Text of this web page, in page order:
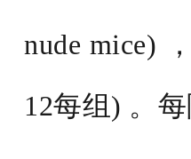
nude mice)
12每组) 。